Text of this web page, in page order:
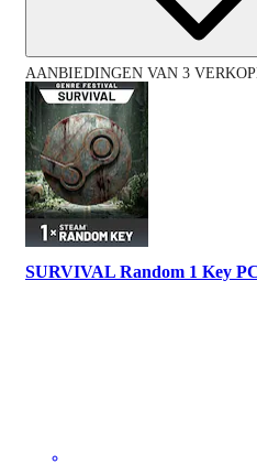
AANBIEDINGEN VAN 3
SURVIVAL Random 1 Key